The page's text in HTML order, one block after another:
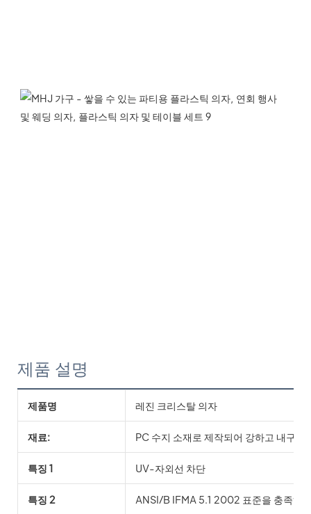
제품 설명
제품명 레진 크리스탈 의자
재료: PC 수지 소재로 제작되어 강하고 내구성
특징 1 UV-자외선 차단
특징 2 ANSI/B IFMA 5.1 2002 표준을 충족하